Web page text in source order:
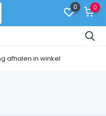
0 0
afhalen in winkel